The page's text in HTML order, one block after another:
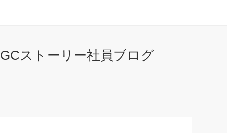
GCストーリー社員ブログ